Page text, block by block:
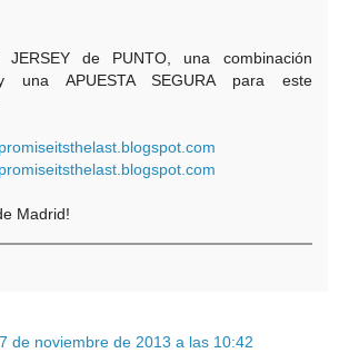
JERSEY de PUNTO, una combinación
una APUESTA SEGURA para este
Madrid!
de noviembre de 2013 a las 10:42